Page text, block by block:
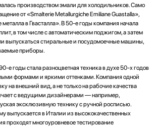
производством эмали для холодильников. Само
от «Smalterie Metallurgiche Emiliane Guastalla»,
в Гвасталла». В 50-е годы компания начала
в том числе с автоматическим поджигом, а затем
выпускаться стиральные и посудомоечные машины,
приборы.
е годы стала разноцветная техника в духе 50-х годов
формами и яркими оттенками. Компания одной
на внешний вид, а не только на рабочие качества
с ведущими дизайнерами — например,
эксклюзивную технику с ручной росписью.
выпускается в Италии из высококачественных
проходят многоуровневое тестирование